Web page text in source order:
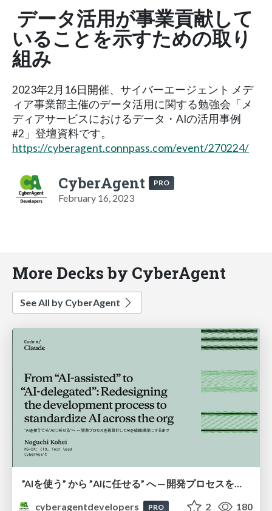
データ活用が事業貢献して
いることを示すための取り
組み
2023年2月16日開催、サイバーエージェント メデ
ィア事業部主催のデータ活用に関する勉強会「メ
ディアサービスにおけるデータ・AIの活用事例
#2」登壇資料です。
https://cyberagent.connpass.com/event/270224/
CyberAgent PRO
February 16, 2023
More Decks by CyberAgent
See All by CyberAgent
”AIを使う” から ”AIに任せる” へ ─ 開発プロセスを再設計してAIを組織標準にするまで
cyberagentdevelopers
PRO 2 180